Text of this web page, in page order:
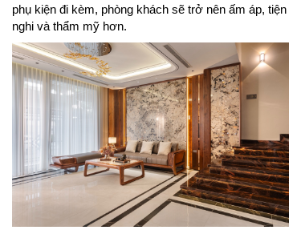
phụ kiện đi kèm, phòng khách sẽ trở nên ấm áp, tiện
nghi và thẩm mỹ hơn.